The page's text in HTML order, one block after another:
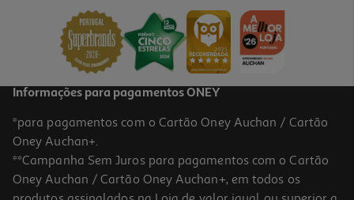
Informações para pagamentos ONEY
*para pagamentos com o Cartão Oney Auchan / Cartão
Oney Auchan+.
**Campanha Sem Juros para pagamentos com o Cartão
Oney Auchan / Cartão Oney Auchan+, em todos os